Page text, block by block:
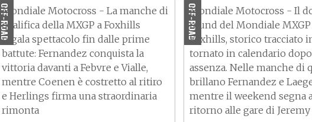
OFF-ROAD
Mondiale Motocross - La manche di
qualifica della MXGP a Foxhills
regala spettacolo fin dalle prime
battute: Fernandez conquista la
vittoria davanti a Febvre e Vialle,
mentre Coenen è costretto al ritiro
e Herlings firma una straordinaria
rimonta
OFF-ROAD
Mondiale Motocross - Il
round del Mondiale MXGP
Foxhills, storico tracciato
tornato in calendario
assenza. Nelle manche di
brillano Fernandez e
mentre il weekend segna
ritorno alle gare di Jeremy